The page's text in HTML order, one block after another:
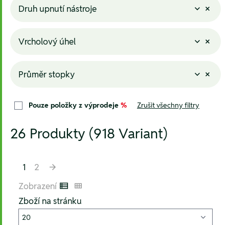
Druh upnutí nástroje
Vrcholový úhel
Průměr stopky
Pouze položky z výprodeje % Zrušit všechny filtry
26 Produkty (918 Variant)
1
2
Zobrazení Listenansicht
Kachelansicht
Zboží na stránku